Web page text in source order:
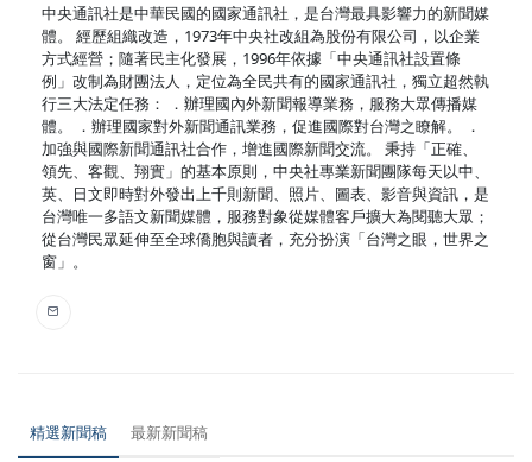
中央通訊社是中華民國的國家通訊社，是台灣最具影響力的新聞媒
體。 經歷組織改造，1973年中央社改組為股份有限公司，以企業
方式經營；隨著民主化發展，1996年依據「中央通訊社設置條
例」改制為財團法人，定位為全民共有的國家通訊社，獨立超然執
行三大法定任務： ．辦理國內外新聞報導業務，服務大眾傳播媒
體。 ．辦理國家對外新聞通訊業務，促進國際對台灣之瞭解。 ．
加強與國際新聞通訊社合作，增進國際新聞交流。 秉持「正確、
領先、客觀、翔實」的基本原則，中央社專業新聞團隊每天以中、
英、日文即時對外發出上千則新聞、照片、圖表、影音與資訊，是
台灣唯一多語文新聞媒體，服務對象從媒體客戶擴大為閱聽大眾；
從台灣民眾延伸至全球僑胞與讀者，充分扮演「台灣之眼，世界之
窗」。
精選新聞稿 最新新聞稿